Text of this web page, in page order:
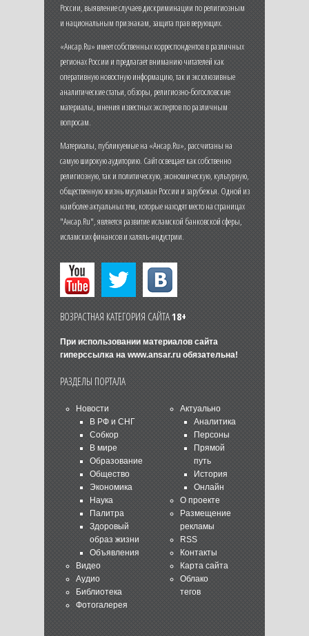
России, выявление случаев дискриминации по религиозным
и национальным признакам, защита прав верующих.
«Ансар.Ru» имеет собственных корреспондентов в различных
регионах России и предлагает вниманию читателей как
оперативную новостную информацию, так и эксклюзивные
аналитические статьи, обзоры, религиозно-богословские
материалы, мнения известных экспертов по различным
вопросам.
Материалы, публикуемые на «Ансар.Ru», рассчитаны на
самую широкую аудиторию. Сайт освещает как собственно
религиозную, так и политическую, экономическую, культурную,
общественную жизнь мусульман России и зарубежья. Одной из
наиболее актуальных тем, которые находят место на страницах
"Ансар.Ru", является развитие исламской банковской сферы,
исламских финансов и халяль-индустрии.
ВОЗРАСТНАЯ КАТЕГОРИЯ САЙТА18+
При использовании материалов сайта
гиперссылка на www.ansar.ruобязательна!
РАЗДЕЛЫ ПОРТАЛА
Новости
В РФ и СНГ
Собкор
В мире
Образование
Общество
Экономика
Наука
Палитра
Здоровый
образ жизни
Объявления
Видео
Аудио
Библиотека
Фотогалерея
Актуально
Аналитика
Персоны
Прямой
путь
История
Онлайн
О проекте
Размещение
рекламы
RSS
Контакты
Карта сайта
Облако
тегов